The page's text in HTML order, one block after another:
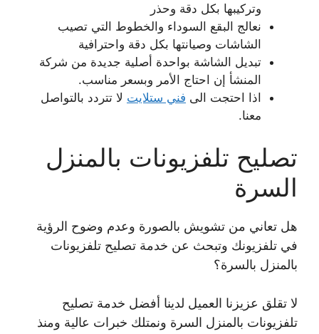
وتركيبها بكل دقة وحذر
نعالج البقع السوداء والخطوط التي تصيب
الشاشات وصيانتها بكل دقة واحترافية
تبديل الشاشة بواحدة أصلية جديدة من شركة
المنشأ إن احتاج الأمر وبسعر مناسب.
اذا احتجت الى فني ستلايت لا تتردد بالتواصل
معنا.
تصليح تلفزيونات بالمنزل
السرة
هل تعاني من تشويش بالصورة وعدم وضوح الرؤية
في تلفزيونك وتبحث عن خدمة تصليح تلفزيونات
بالمنزل بالسرة؟
لا تقلق عزيزنا العميل لدينا أفضل خدمة تصليح
تلفزيونات بالمنزل السرة ونمتلك خبرات عالية ومنذ